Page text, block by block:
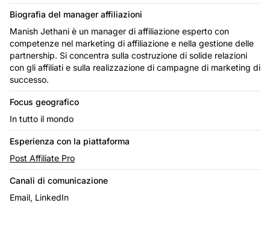
Biografia del manager affiliazioni
Manish Jethani è un manager di affiliazione esperto con
competenze nel marketing di affiliazione e nella gestione delle
partnership. Si concentra sulla costruzione di solide relazioni
con gli affiliati e sulla realizzazione di campagne di marketing di
successo.
Focus geografico
In tutto il mondo
Esperienza con la piattaforma
Post Affiliate Pro
Canali di comunicazione
Email, LinkedIn